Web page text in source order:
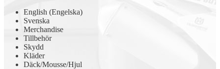
English (Engelska)
Svenska
Merchandise
Tillbehör
Skydd
Kläder
Däck/Mousse/Hjul